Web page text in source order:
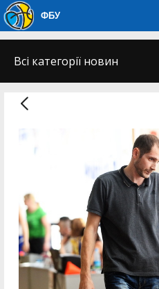
ФБУ
Всі категорії новин